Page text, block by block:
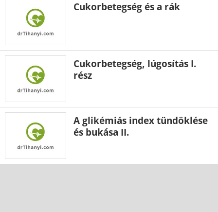
Cukorbetegség és a rák
Cukorbetegség, lúgosítás I.
rész
A glikémiás index tündöklése
és bukása II.